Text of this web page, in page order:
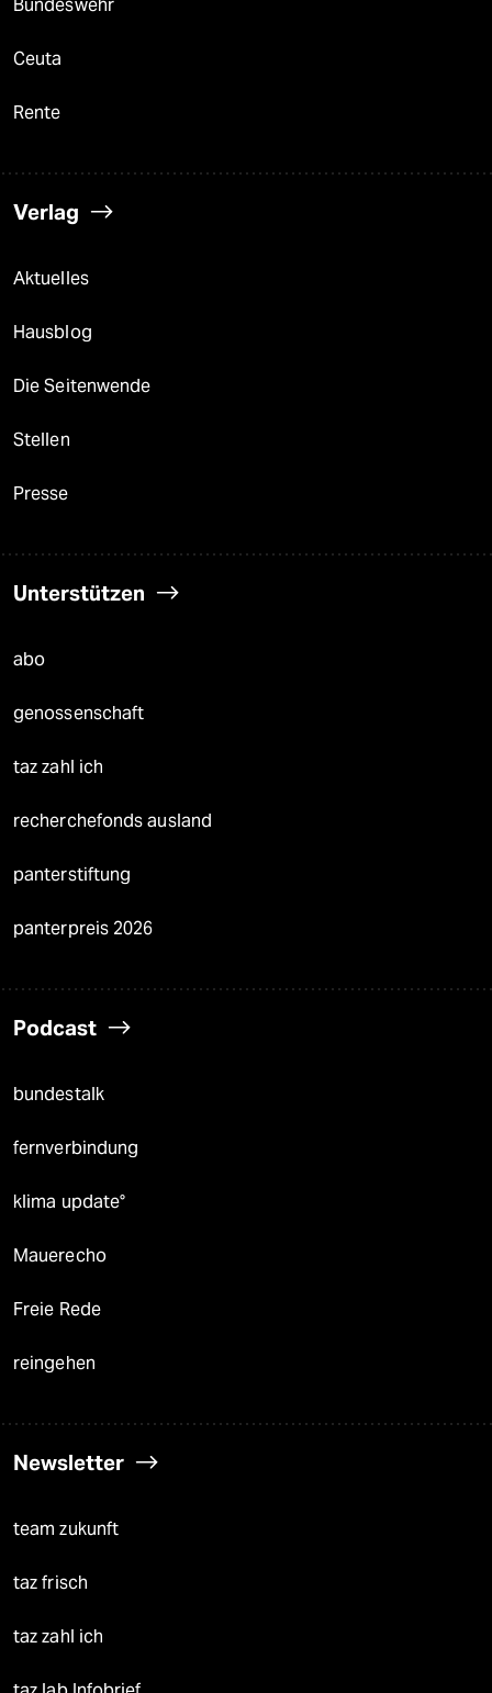
Bundeswehr
Ceuta
Rente
Verlag
Aktuelles
Hausblog
Die Seitenwende
Stellen
Presse
Unterstützen
abo
genossenschaft
taz zahl ich
recherchefonds ausland
panterstiftung
panterpreis 2026
Podcast
bundestalk
fernverbindung
klima update°
Mauerecho
Freie Rede
reingehen
Newsletter
team zukunft
taz frisch
taz zahl ich